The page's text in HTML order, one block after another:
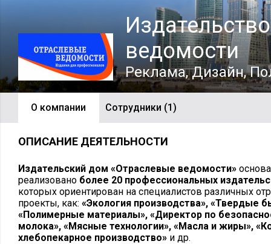
ведомости
Реклама, Дизайн,
О компании Сотрудники (1)
ОПИСАНИЕ ДЕЯТЕЛЬНОСТИ
Издательский дом «Отраслевые ведомости»
реализовано более 20 профессиональных
которых ориентирован на специалистов различных
проекты, как: «Экология производства», «Твердые
«Полимерные материалы», «Директор по
молока», «Мясные технологии», «Масла и жиры»,
хлебопекарное производство» и др.